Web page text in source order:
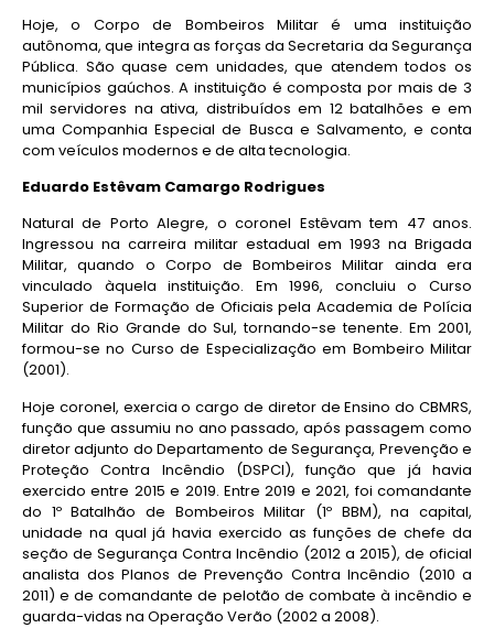
Hoje, o Corpo de Bombeiros Militar é uma instituição
autônoma, que integra as forças da Secretaria da Segurança
Pública. São quase cem unidades, que atendem todos os
municípios gaúchos. A instituição é composta por mais de 3
mil servidores na ativa, distribuídos em 12 batalhões e em
uma Companhia Especial de Busca e Salvamento, e conta
com veículos modernos e de alta tecnologia.
Eduardo Estêvam Camargo Rodrigues
Natural de Porto Alegre, o coronel Estêvam tem 47 anos.
Ingressou na carreira militar estadual em 1993 na Brigada
Militar, quando o Corpo de Bombeiros Militar ainda era
vinculado àquela instituição. Em 1996, concluiu o Curso
Superior de Formação de Oficiais pela Academia de Polícia
Militar do Rio Grande do Sul, tornando-se tenente. Em 2001,
formou-se no Curso de Especialização em Bombeiro Militar
(2001).
Hoje coronel, exercia o cargo de diretor de Ensino do CBMRS,
função que assumiu no ano passado, após passagem como
diretor adjunto do Departamento de Segurança, Prevenção e
Proteção Contra Incêndio (DSPCI), função que já havia
exercido entre 2015 e 2019. Entre 2019 e 2021, foi comandante
do 1º Batalhão de Bombeiros Militar (1º BBM), na capital,
unidade na qual já havia exercido as funções de chefe da
seção de Segurança Contra Incêndio (2012 a 2015), de oficial
analista dos Planos de Prevenção Contra Incêndio (2010 a
2011) e de comandante de pelotão de combate à incêndio e
guarda-vidas na Operação Verão (2002 a 2008).